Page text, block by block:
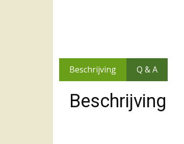
Beschrijving Q & A
Beschrijving